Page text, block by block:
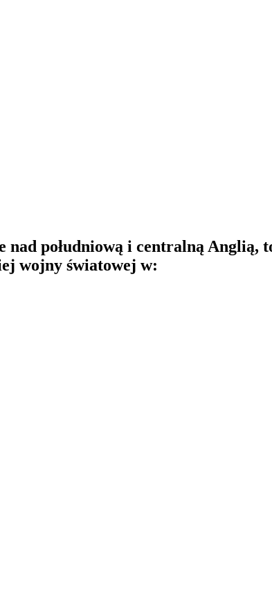
nad południową i centralną Anglią,
wojny światowej w: